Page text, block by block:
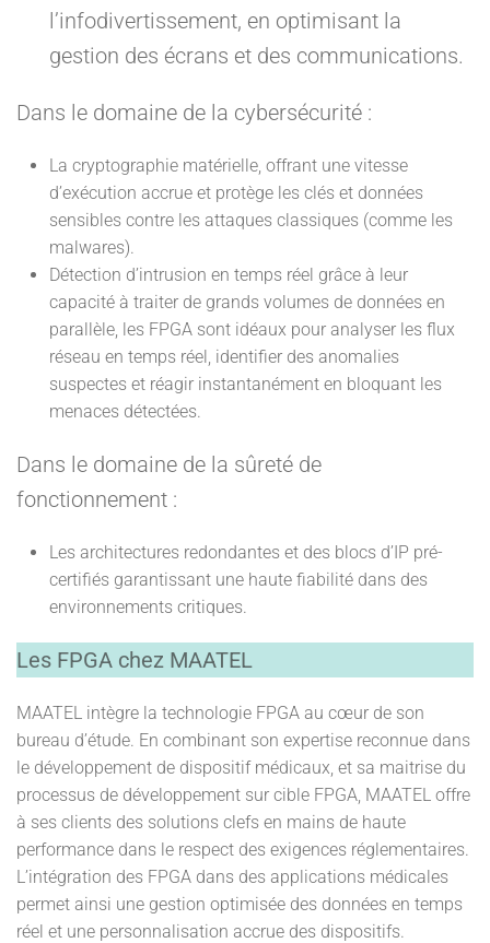
l’infodivertissement, en optimisant la
gestion des écrans et des communications.
Dans le domaine de la cybersécurité :
La cryptographie matérielle, offrant une vitesse
d’exécution accrue et protège les clés et données
sensibles contre les attaques classiques (comme les
malwares).
Détection d’intrusion en temps réel grâce à leur
capacité à traiter de grands volumes de données en
parallèle, les FPGA sont idéaux pour analyser les flux
réseau en temps réel, identifier des anomalies
suspectes et réagir instantanément en bloquant les
menaces détectées.
Dans le domaine de la sûreté de
fonctionnement :
Les architectures redondantes et des blocs d’IP pré-
certifiés garantissant une haute fiabilité dans des
environnements critiques.
Les FPGA chez MAATEL
MAATEL intègre la technologie FPGA au cœur de son
bureau d’étude. En combinant son expertise reconnue dans
le développement de dispositif médicaux, et sa maitrise du
processus de développement sur cible FPGA, MAATEL offre
à ses clients des solutions clefs en mains de haute
performance dans le respect des exigences réglementaires.
L’intégration des FPGA dans des applications médicales
permet ainsi une gestion optimisée des données en temps
réel et une personnalisation accrue des dispositifs.